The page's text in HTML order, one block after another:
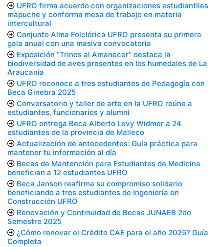
UFRO firma acuerdo con organizaciones estudiantiles
mapuche y conforma mesa de trabajo en materia
intercultural
Conjunto Alma Folclórica UFRO presenta su primera
gala anual con una masiva convocatoria
Exposición “Trinos al Amanecer” destaca la
biodiversidad de aves presentes en los humedales de La
Araucanía
UFRO reconoce a tres estudiantes de Pedagogía con
Beca Ginebra 2025
Conversatorio y taller de arte en la UFRO reúne a
estudiantes, funcionarios y alumni
UFRO entrega Beca Alberto Levy Widmer a 24
estudiantes de la provincia de Malleco
Actualización de antecedentes: Guía práctica para
mantener tu información al día
Becas de Mantención para Estudiantes de Medicina
benefician a 12 estudiantes UFRO
Beca Janson reafirma su compromiso solidario
beneficiando a tres estudiantes de Ingeniería en
Construcción UFRO
Renovación y Continuidad de Becas JUNAEB 2do
Semestre 2025
¿Cómo renovar el Crédito CAE para el año 2025? Guía
Completa